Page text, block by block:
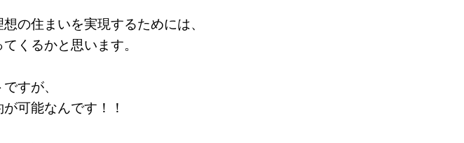
の住まいを実現するためには、
くるかと思います。
すが、
可能なんです！！